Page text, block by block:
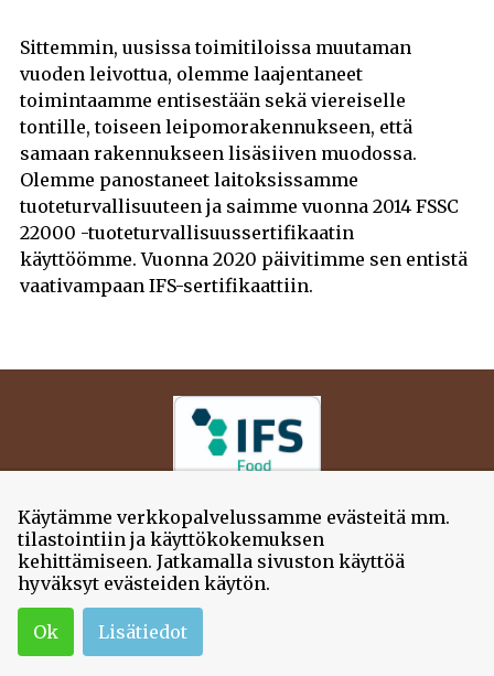
Sittemmin, uusissa toimitiloissa muutaman
vuoden leivottua, olemme laajentaneet
toimintaamme entisestään sekä viereiselle
tontille, toiseen leipomorakennukseen, että
samaan rakennukseen lisäsiiven muodossa.
Olemme panostaneet laitoksissamme
tuoteturvallisuuteen ja saimme vuonna 2014 FSSC
22000 -tuoteturvallisuussertifikaatin
käyttöömme. Vuonna 2020 päivitimme sen entistä
vaativampaan IFS-sertifikaattiin.
Katso Oiva-raportit
Mielenkiintoista tietoa leivästä Leipätiedotuksesta!
© 2026Jokioisten Leipä
Leivänkuja 1
03-424 1000
Käytämme verkkopalvelussamme evästeitä mm.
tilastointiin ja käyttökokemuksen
kehittämiseen. Jatkamalla sivuston käyttöä
hyväksyt evästeiden käytön.
Ok Lisätiedot